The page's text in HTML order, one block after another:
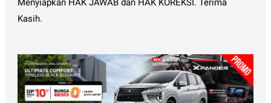
Menyiapkan HAK JAWAB dan HAK KOREKSI. Terima
Kasih.